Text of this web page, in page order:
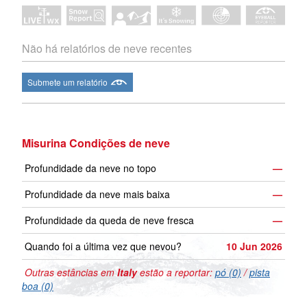
Não há relatórios de neve recentes
Submete um relatório
Misurina Condições de neve
Profundidade da neve no topo
—
Profundidade da neve mais baixa
—
Profundidade da queda de neve fresca
—
Quando foi a última vez que nevou?
10 Jun 2026
Outras estâncias emItalyestão a reportar: pó (0) /pista
boa (0)